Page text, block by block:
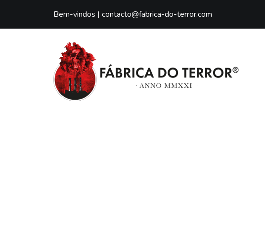
Bem-vindos | contacto@fabrica-do-terror.com